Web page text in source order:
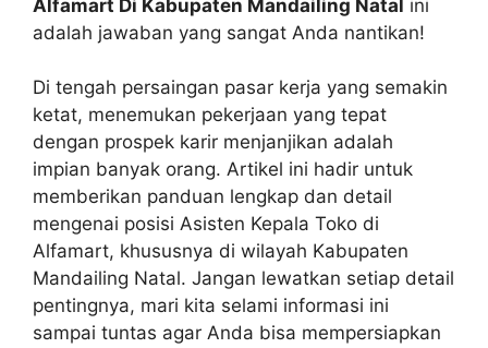
Alfamart Di Kabupaten Mandailing Natal ini
adalah jawaban yang sangat Anda nantikan!
Di tengah persaingan pasar kerja yang semakin
ketat, menemukan pekerjaan yang tepat
dengan prospek karir menjanjikan adalah
impian banyak orang. Artikel ini hadir untuk
memberikan panduan lengkap dan detail
mengenai posisi Asisten Kepala Toko di
Alfamart, khususnya di wilayah Kabupaten
Mandailing Natal. Jangan lewatkan setiap detail
pentingnya, mari kita selami informasi ini
sampai tuntas agar Anda bisa mempersiapkan